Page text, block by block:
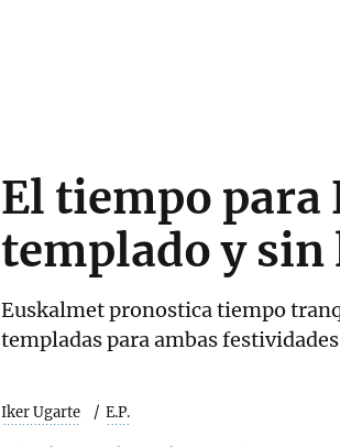
El tiempo para
templado y
Euskalmet pronostica tiempo
templadas para ambas festividades
Iker Ugarte E.P.